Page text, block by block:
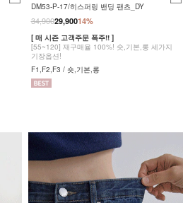
DM53-P-17/히스퍼링 밴딩 팬츠_DY
14%
34,90029,900
[ 매 시즌 고객주문 폭주!! ]
[55~120] 재구매율 100%! 숏,기본,롱 세가지
기장옵션!
F1,F2,F3 / 숏,기본,롱